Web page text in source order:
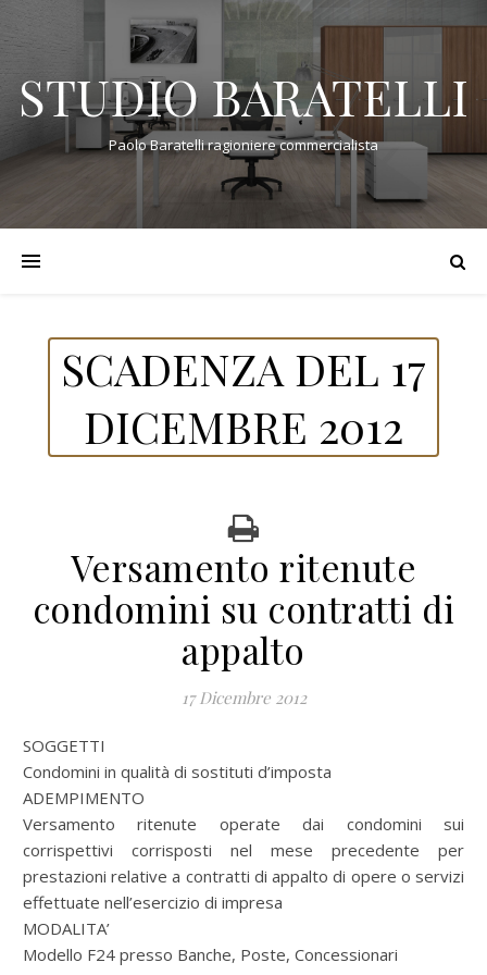
STUDIO BARATELLI
Paolo Baratelli ragioniere commercialista
SCADENZA DEL 17
DICEMBRE 2012
Versamento ritenute
condomini su contratti di
appalto
17 Dicembre 2012
SOGGETTI
Condomini in qualità di sostituti d’imposta
ADEMPIMENTO
Versamento ritenute operate dai condomini sui
corrispettivi corrisposti nel mese precedente per
prestazioni relative a contratti di appalto di opere o servizi
effettuate nell’esercizio di impresa
MODALITA’
Modello F24 presso Banche, Poste, Concessionari